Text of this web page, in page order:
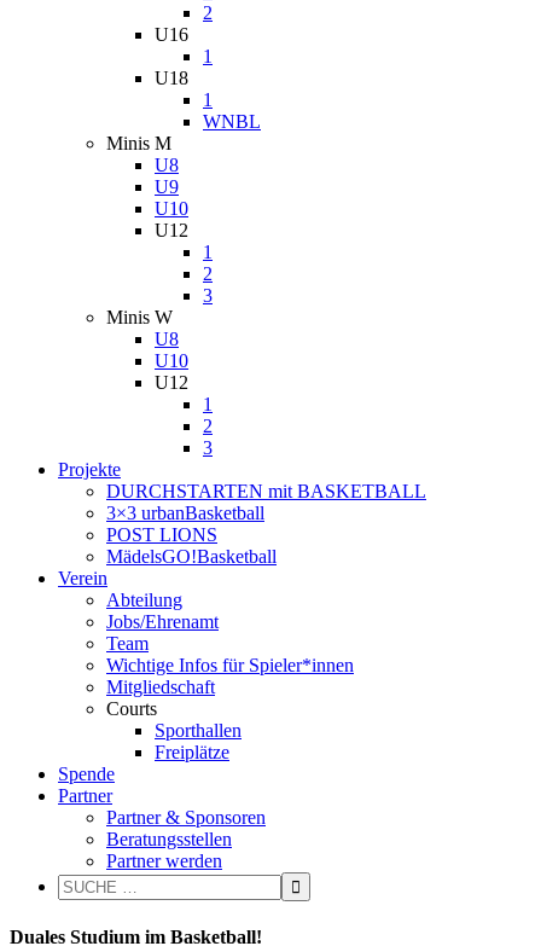
2
U16
1
U18
1
WNBL
Minis M
U8
U9
U10
U12
1
2
3
Minis W
U8
U10
U12
1
2
3
Projekte
DURCHSTARTEN mit BASKETBALL
3×3 urbanBasketball
POST LIONS
MädelsGO!Basketball
Verein
Abteilung
Jobs/Ehrenamt
Team
Wichtige Infos für Spieler*innen
Mitgliedschaft
Courts
Sporthallen
Freiplätze
Spende
Partner
Partner & Sponsoren
Beratungsstellen
Partner werden
Duales Studium im Basketball!